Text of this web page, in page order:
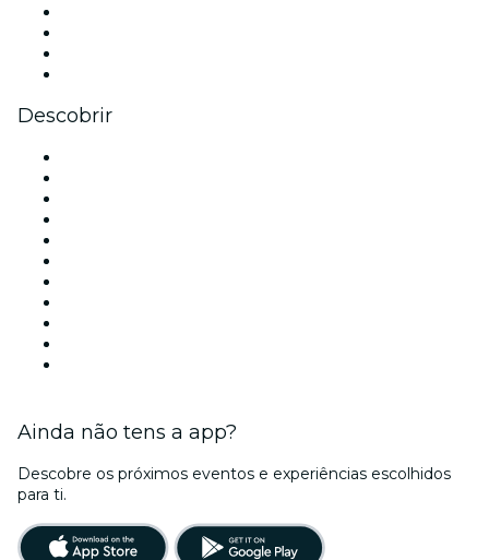
Descobrir
Ainda não tens a app?
Descobre os próximos eventos e experiências escolhidos
para ti.